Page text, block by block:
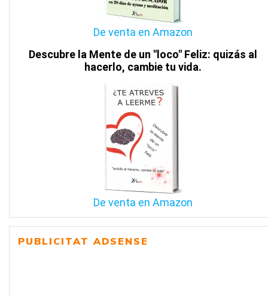
De venta en Amazon
Descubre la Mente de un "loco" Feliz: quizás al
hacerlo, cambie tu vida.
De venta en Amazon
PUBLICITAT ADSENSE